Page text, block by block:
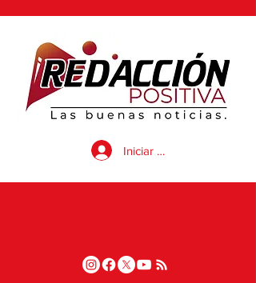
Iniciar sesión